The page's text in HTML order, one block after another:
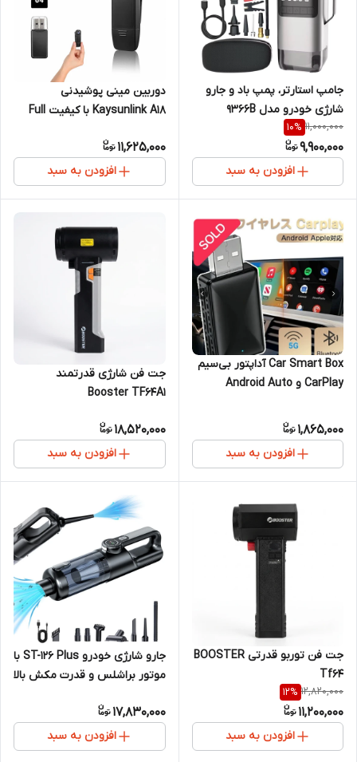
جامپ استارتر، پمپ باد و جارو
شارژی خودرو مدل 9366B
(نسخه 5 کاره)
11,000,000
10%
9,900,000
افزودن به سبد
دوربین مینی پوشیدنی
Kaysunlink A18 با کیفیت Full
11,625,000
افزودن به سبد
Car Smart Box آداپتور بی‌سیم
CarPlay و Android Auto
1,865,000
افزودن به سبد
جت فن شارژی قدرتمند
Booster TF64A1
18,520,000
افزودن به سبد
جت فن توربو قدرتی BOOSTER
Tf64
12,820,000
12%
11,200,000
افزودن به سبد
جارو شارژی خودرو ST-126 Plus با
موتور براشلس و قدرت مکش بالا
17,830,000
افزودن به سبد